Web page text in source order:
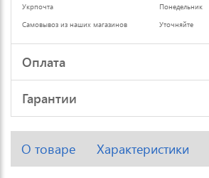
Укрпочта
Понедельник
Самовывоз из наших магазинов
Уточняйте
Оплата
Гарантии
О товаре Характеристики